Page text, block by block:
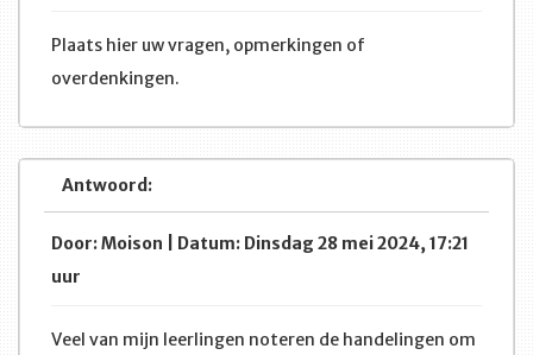
Plaats hier uw vragen, opmerkingen of
overdenkingen.
Antwoord:
Door: Moison | Datum: Dinsdag 28 mei 2024, 17:21
uur
Veel van mijn leerlingen noteren de handelingen om